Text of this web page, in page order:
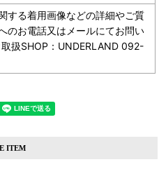
する着用画像などの詳細やご質
のお電話又はメールにてお問い
扱SHOP：UNDERLAND 092-
ITEM